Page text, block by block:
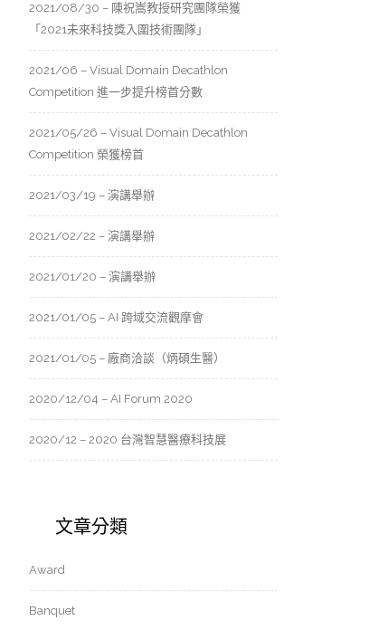
2021/08/30 – 陳祝嵩教授研究團隊榮獲
「2021未來科技獎入圍技術團隊」
2021/06 – Visual Domain Decathlon
Competition 進一步提升榜首分數
2021/05/26 – Visual Domain Decathlon
Competition 榮獲榜首
2021/03/19 – 演講舉辦
2021/02/22 – 演講舉辦
2021/01/20 – 演講舉辦
2021/01/05 – AI 跨域交流觀摩會
2021/01/05 – 廠商洽談（炳碩生醫）
2020/12/04 – AI Forum 2020
2020/12 – 2020 台灣智慧醫療科技展
文章分類
Award
Banquet